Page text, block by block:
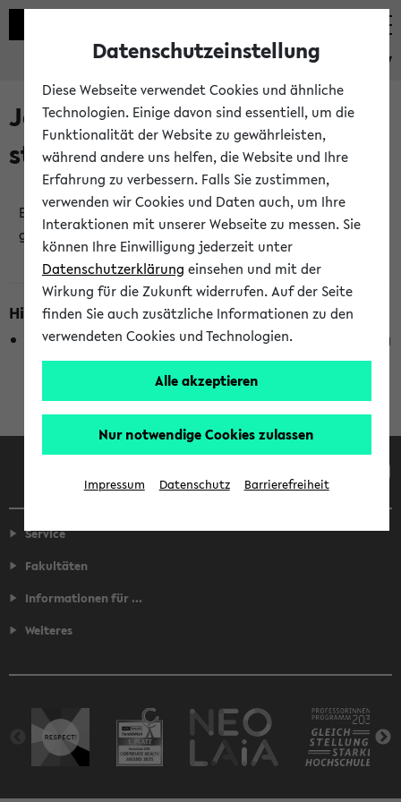
eKVV
Jetzt und in Kürze
stattfindende Veranstaltungen
Es wurden keine jetzt stattfindenden Veranstaltungen
gefunden!
Hinweise zur Liste
Die Anzeige ist semesterübergreifend und nicht abhängig
vom im eKVV gewählten Semester.
Facebook Instagram LinkedIn TikTok
Service
Fakultäten
Informationen für ...
Weiteres
Datenschutzeinstellung
Diese Webseite verwendet Cookies und ähnliche
Technologien. Einige davon sind essentiell, um die
Funktionalität der Website zu gewährleisten,
während andere uns helfen, die Website und Ihre
Erfahrung zu verbessern. Falls Sie zustimmen,
verwenden wir Cookies und Daten auch, um Ihre
Interaktionen mit unserer Webseite zu messen. Sie
können Ihre Einwilligung jederzeit unter
Datenschutzerklärung einsehen und mit der
Wirkung für die Zukunft widerrufen. Auf der Seite
finden Sie auch zusätzliche Informationen zu den
verwendeten Cookies und Technologien.
Alle akzeptieren
Nur notwendige Cookies zulassen
Impressum Datenschutz Barrierefreiheit